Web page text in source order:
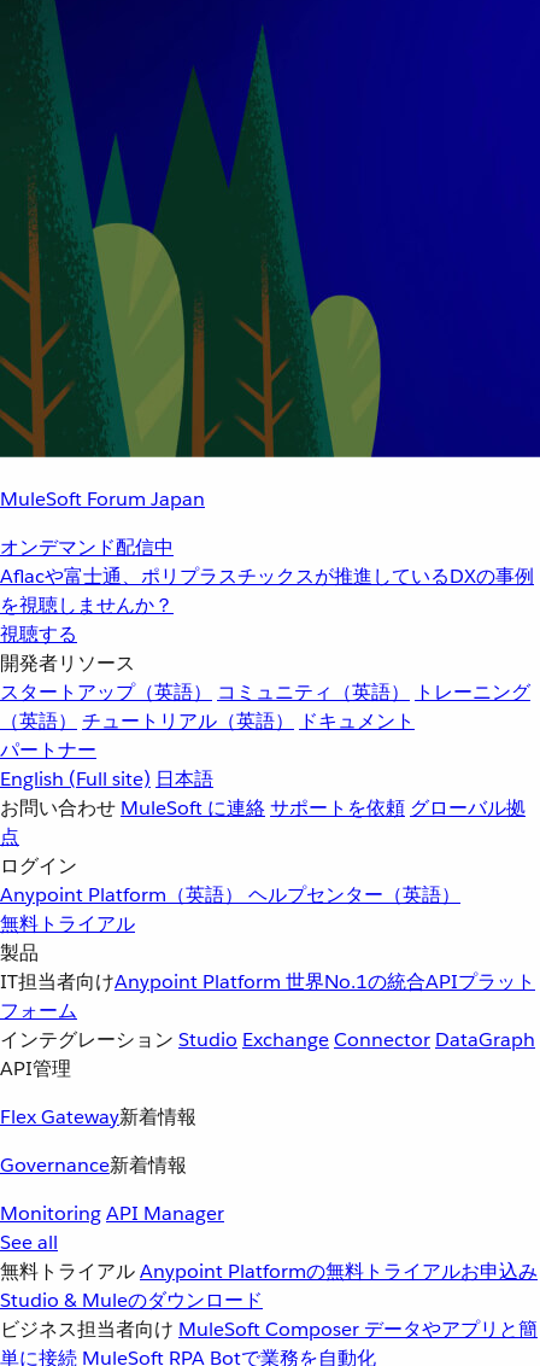
MuleSoft Forum Japan
オンデマンド配信中
Aflacや富士通、ポリプラスチックスが推進しているDXの事例
を視聴しませんか？
視聴する
開発者リソース
スタートアップ（英語）
コミュニティ（英語）
トレーニング
（英語）
チュートリアル（英語）
ドキュメント
パートナー
English (Full site) 日本語
お問い合わせ MuleSoft に連絡サポートを依頼 グローバル拠
点
ログイン
Anypoint Platform（英語） ヘルプセンター（英語）
無料トライアル
製品
IT担当者向けAnypoint Platform 世界No.1の統合APIプラット
フォーム
インテグレーション Studio ExchangeConnector DataGraph
API管理
Flex Gateway新着情報
Governance新着情報
MonitoringAPI Manager
See all
無料トライアルAnypoint Platformの無料トライアルお申込み
Studio & Muleのダウンロード
ビジネス担当者向け MuleSoft Composer データやアプリと簡
単に接続 MuleSoft RPA Botで業務を自動化